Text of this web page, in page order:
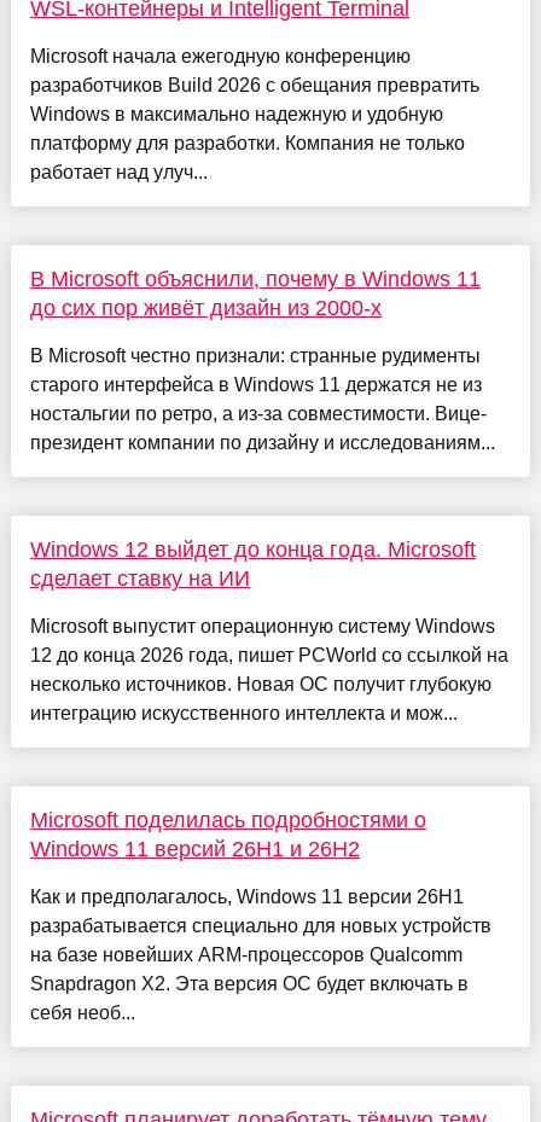
WSL-контейнеры и Intelligent Terminal
Microsoft начала ежегодную конференцию
разработчиков Build 2026 с обещания превратить
Windows в максимально надежную и удобную
платформу для разработки. Компания не только
работает над улуч...
В Microsoft объяснили, почему в Windows 11
до сих пор живёт дизайн из 2000-х
В Microsoft честно признали: странные рудименты
старого интерфейса в Windows 11 держатся не из
ностальгии по ретро, а из-за совместимости. Вице-
президент компании по дизайну и исследованиям...
Windows 12 выйдет до конца года. Microsoft
сделает ставку на ИИ
Microsoft выпустит операционную систему Windows
12 до конца 2026 года, пишет PCWorld со ссылкой на
несколько источников. Новая ОС получит глубокую
интеграцию искусственного интеллекта и мож...
Microsoft поделилась подробностями о
Windows 11 версий 26H1 и 26H2
Как и предполагалось, Windows 11 версии 26H1
разрабатывается специально для новых устройств
на базе новейших ARM-процессоров Qualcomm
Snapdragon X2. Эта версия ОС будет включать в
себя необ...